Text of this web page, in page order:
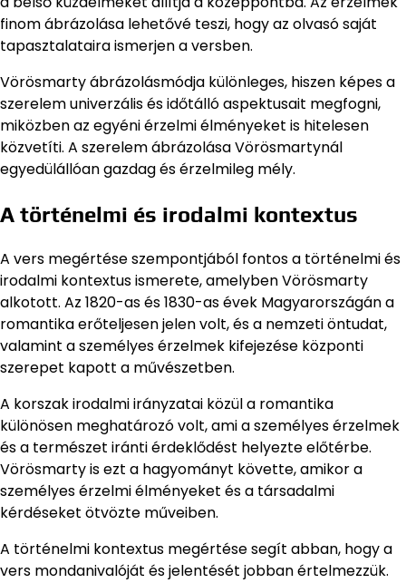
finom ábrázolása lehetővé teszi, hogy az olvasó saját
tapasztalataira ismerjen a versben.
Vörösmarty ábrázolásmódja különleges, hiszen képes a
szerelem univerzális és időtálló aspektusait megfogni,
miközben az egyéni érzelmi élményeket is hitelesen
közvetíti. A szerelem ábrázolása Vörösmartynál
egyedülállóan gazdag és érzelmileg mély.
A történelmi és irodalmi kontextus
A vers megértése szempontjából fontos a történelmi és
irodalmi kontextus ismerete, amelyben Vörösmarty
alkotott. Az 1820-as és 1830-as évek Magyarországán a
romantika erőteljesen jelen volt, és a nemzeti öntudat,
valamint a személyes érzelmek kifejezése központi
szerepet kapott a művészetben.
A korszak irodalmi irányzatai közül a romantika
különösen meghatározó volt, ami a személyes érzelmek
és a természet iránti érdeklődést helyezte előtérbe.
Vörösmarty is ezt a hagyományt követte, amikor a
személyes érzelmi élményeket és a társadalmi
kérdéseket ötvözte műveiben.
A történelmi kontextus megértése segít abban, hogy a
vers mondanivalóját és jelentését jobban értelmezzük.